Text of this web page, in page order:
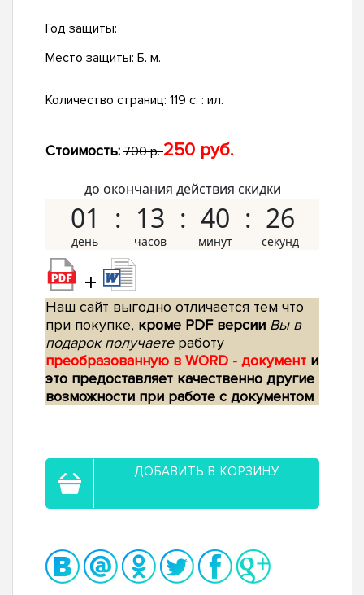
Год защиты:
Место защиты: Б. м.
Количество страниц: 119 с. : ил.
Стоимость: 700 р.250 руб.
до окончания действия скидки
01 13 40 25
+
Наш сайт выгодно отличается тем что
при покупке, кроме PDF версии Вы в
подарок получаетеработу
преобразованную в WORD - документ и
это предоставляет качественно другие
возможности при работе с документом
ДОБАВИТЬ В КОРЗИНУ